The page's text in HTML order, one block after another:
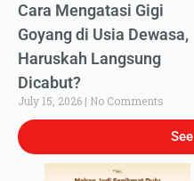
Cara Mengatasi Gigi
Goyang di Usia Dewasa,
Haruskah Langsung
Dicabut?
July 15, 2026 No Comments